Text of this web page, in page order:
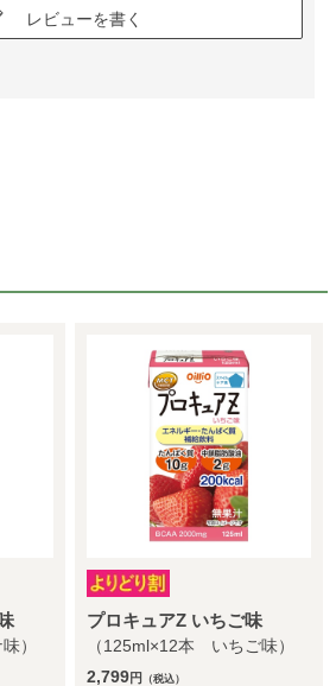
レビューを書く
）
プロキュアZ いちご味
（125ml×12本 いちご味）
2,799円 （税込）